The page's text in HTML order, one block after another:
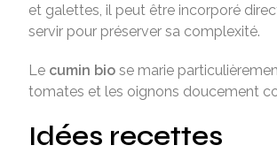
et galettes, il peut être incorporé
servir pour préserver sa complexité.
Le cumin bio se marie
tomates et les oignons doucement
Idées recettes